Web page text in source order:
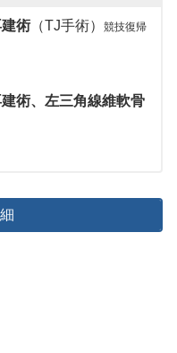
術（TJ手術）
競技復帰
術、左三角線維軟骨